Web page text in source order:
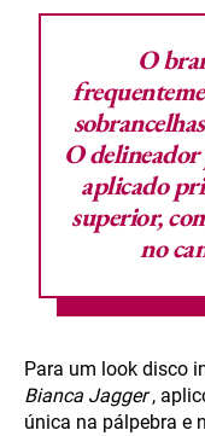
O
O
aplicado
superior,
no
Para um look disco
Bianca Jagger,
única na pálpebra e